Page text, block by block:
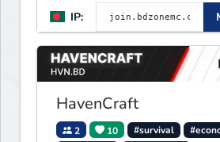
IP:
HavenCraft
2 10 #survival